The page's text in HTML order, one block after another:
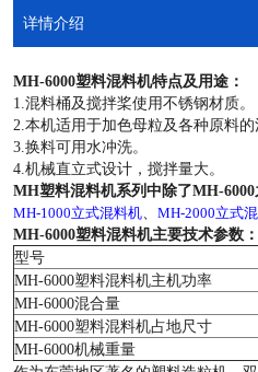
详情介绍
MH-6000塑料混料机特点及用途：
1.混料桶及搅拌桨使用不锈钢材质。
2.本机适用于加色母粒及各种原料的
3.换料可用水冲洗。
4.机械直立式设计，搅拌量大。
MH塑料混料机系列中除了MH-6000
MH-1000立式混料机、 MH-2000立式
MH-6000塑料混料机主要技术参数：
型号
MH-6000塑料混料机主机功率
MH-6000混合量
MH-6000塑料混料机占地尺寸
MH-6000机械重量